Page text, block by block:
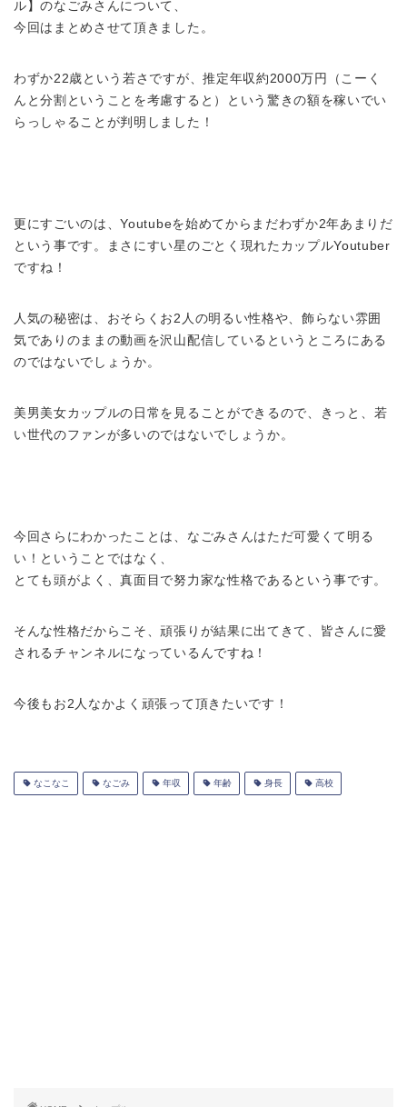
ル】のなごみさんについて、
今回はまとめさせて頂きました。
わずか22歳という若さですが、推定年収約2000万円（こーく
んと分割ということを考慮すると）という驚きの額を稼いでい
らっしゃることが判明しました！
更にすごいのは、Youtubeを始めてからまだわずか2年あまりだ
という事です。まさにすい星のごとく現れたカップルYoutuber
ですね！
人気の秘密は、おそらくお2人の明るい性格や、飾らない雰囲
気でありのままの動画を沢山配信しているというところにある
のではないでしょうか。
美男美女カップルの日常を見ることができるので、 きっと、 若
い世代のファンが多いのではないでしょうか。
今回さらにわかったことは、なごみさんはただ可愛くて明る
い！ということではなく、
とても頭がよく、真面目で努力家な性格であるという事です。
そんな性格だからこそ、頑張りが結果に出てきて、皆さんに愛
されるチャンネルになっているんですね！
今後もお2人なかよく頑張って頂きたいです！
なこなこ なごみ 年収 年齢 身長 高校